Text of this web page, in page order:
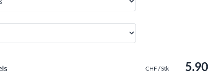
CHF / Stk 5.90